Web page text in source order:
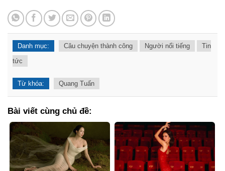
Danh mục: Câu chuyện thành công Người nổi tiếng
Tin
tức
Từ khóa: Quang Tuấn
Bài viết cùng chủ đề: